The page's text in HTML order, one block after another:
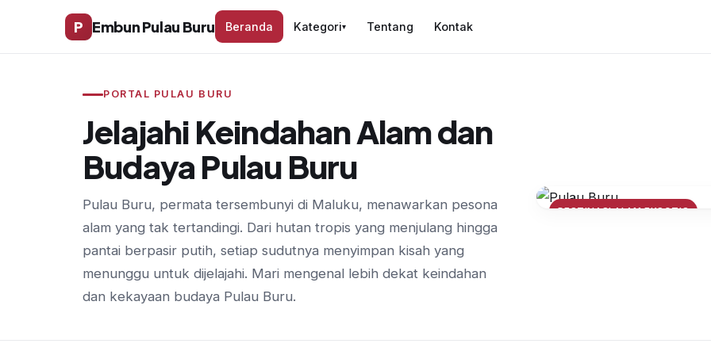
P Embun Pulau Buru Beranda Kategori▾ Tentang Kontak
PORTAL PULAU BURU
Jelajahi Keindahan Alam dan
Budaya Pulau Buru
Pulau Buru, permata tersembunyi di Maluku, menawarkan pesona
alam yang tak tertandingi. Dari hutan tropis yang menjulang hingga
pantai berpasir putih, setiap sudutnya menyimpan kisah yang
menunggu untuk dijelajahi. Mari mengenal lebih dekat keindahan
dan kekayaan budaya Pulau Buru.
DESTINASI ALAM EKSOTIS